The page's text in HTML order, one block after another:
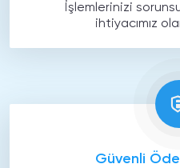
İşlemlerinizi
ihtiyacımız
Güvenli